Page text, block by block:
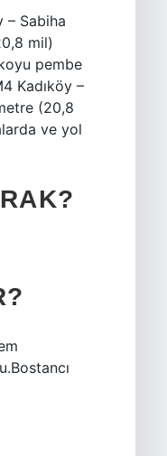
– Sabiha
mil)
pembe
Kadıköy –
(20,8
ve yol